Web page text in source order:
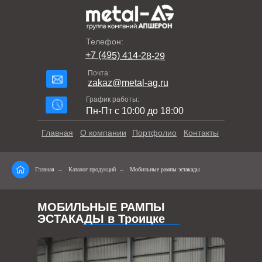
Телефон:
+7 (495) 414-28-29
Почта:
zakaz@metal-ag.ru
График работы:
Пн-Пт с 10:00 до 18:00
Контакты
Портфолио
О компании
Главная
Главная → Каталог продукций → Мобильные рампы эстакады
МОБИЛЬНЫЕ РАМПЫ
ЭСТАКАДЫ в Троицке